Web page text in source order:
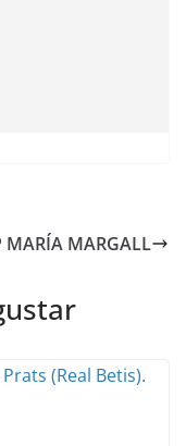
MARÍA MARGALL